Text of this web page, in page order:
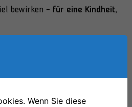
bewirken – für eine Kindheit,
Ortsverband Bad
Wenn Sie diese